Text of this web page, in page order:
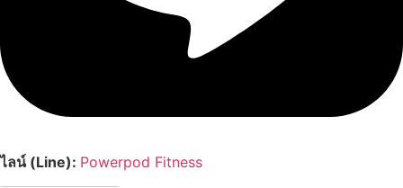
ไลน์ (Line): Powerpod Fitness​​